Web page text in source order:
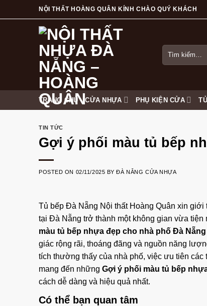
to
NỘI THẤT HOÀNG QUÂN KÍNH CHÀO QUÝ KHÁCH
Tìm
kiếm:
TRANG CHỦ CỬA NHỰA PHỤ KIỆN CỬA
TIN TỨC
Gợi ý phối màu tủ bếp
POSTED ON 02/11/2025 BYĐÀ NẴNG CỬA NHỰA
Tủ bếp Đà Nẵng Nội thất Hoàng Quân xin giới
tại Đà Nẵng trở thành một không gian vừa
màu tủ bếp nhựa đẹp cho nhà phố Đà Nẵng
giác rộng rãi, thoáng đãng và nguồn năng
tích thường thấy của nhà phố, việc ưu tiên
mang đến những Gợi ý phối màu tủ bếp
cách dễ dàng và hiệu quả nhất.
Có thể bạn quan tâm